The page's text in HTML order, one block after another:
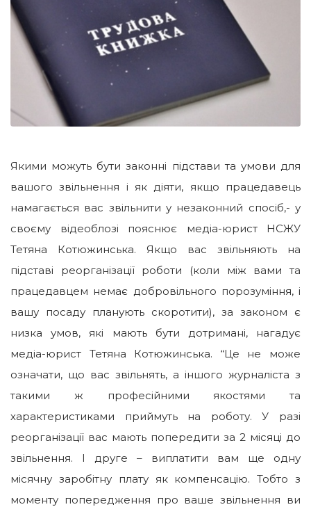
Якими можуть бути законні підстави та умови для
вашого звільнення і як діяти, якщо працедавець
намагається вас звільнити у незаконний спосіб,- у
своєму відеоблозі пояснює медіа-юрист НСЖУ
Тетяна Котюжинська. Якщо вас звільняють на
підставі реорганізації роботи (коли між вами та
працедавцем немає добровільного порозуміння, і
вашу посаду планують скоротити), за законом є
низка умов, які мають бути дотримані, нагадує
медіа-юрист Тетяна Котюжинська. “Це не може
означати, що вас звільнять, а іншого журналіста з
такими ж професійними якостями та
характеристиками приймуть на роботу. У разі
реорганізації вас мають попередити за 2 місяці до
звільнення. І друге – виплатити вам ще одну
місячну заробітну плату як компенсацію. Тобто з
моменту попередження про ваше звільнення ви